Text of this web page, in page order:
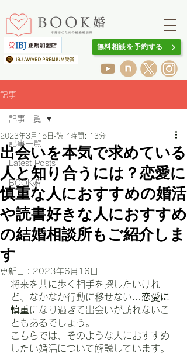
無料相談を予約する
記事
記事一覧
Latest Posts
BOOK婚
記事一覧
出会いを本気で求めている
人と知り合うには？恋愛に
慎重な人におすすめの婚活
や読書好きな人におすすめ
の結婚相談所もご紹介しま
す
2023年3月15日 読了時間: 13分
更新日： 2023年6月16日
将来を共に歩く相手を探したいけれ
ど、なかなか行動に移せない… 恋愛に
慎重になり過ぎて出会いが訪れないこ
ともあるでしょう。
こちらでは、そのような人におすすめ
したい婚活について解説しています。